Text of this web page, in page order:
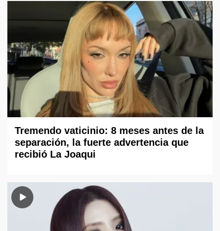
Tremendo vaticinio: 8 meses antes de la
separación, la fuerte advertencia que
recibió La Joaqui